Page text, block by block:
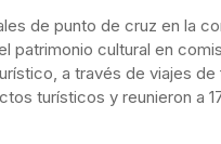
de punto de cruz en la
cultural en
a través de viajes
turísticos y reunieron a